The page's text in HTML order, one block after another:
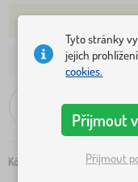
Doprava na Vaši adresu
+
Kód:
Tyto stránky
jejich
cookies.
Přijmout
Přijmout